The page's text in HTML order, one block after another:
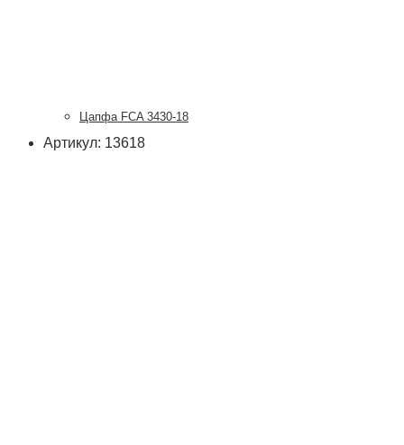
Цапфа FCA 3430-18
Артикул: 13618